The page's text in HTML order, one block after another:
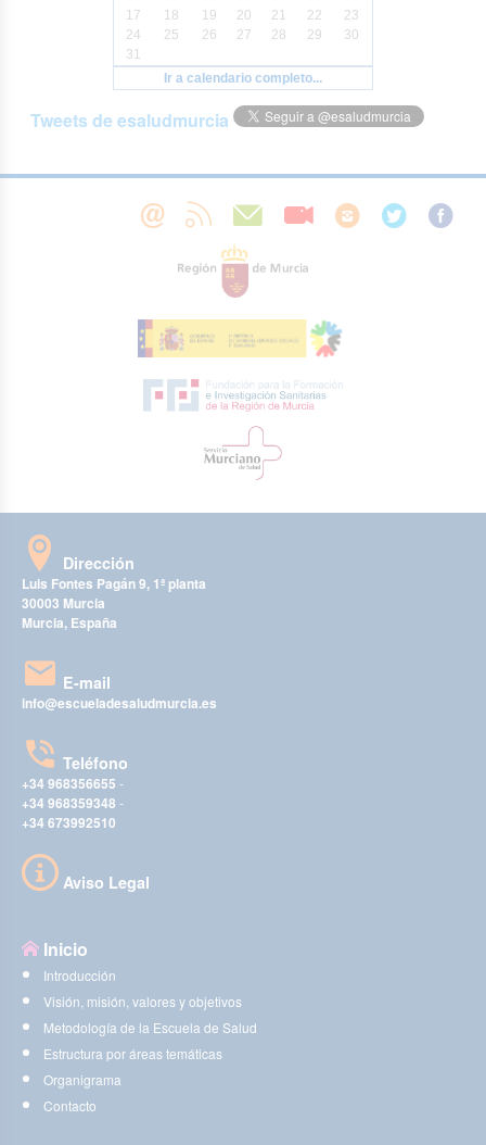
17
18 19 20 21 22
23
24
25 26 27 28 29
30
31
Ir a calendario completo...
Tweets de esaludmurcia
Dirección
Luis Fontes Pagán 9, 1ª planta
30003 Murcia
Murcia, España
E-mail
info@escueladesaludmurcia.es
Teléfono
+34 968356655 -
+34 968359348 -
+34 673992510
Aviso Legal
Inicio
Introducción
Visión, misión, valores y objetivos
Metodología de la Escuela de Salud
Estructura por áreas temáticas
Organigrama
Contacto